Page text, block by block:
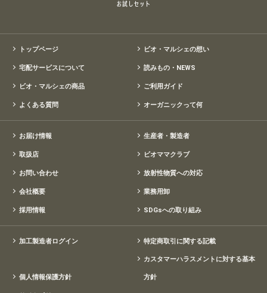
トップページ ビオ・マルシェの想い
宅配サービスについて 読みもの・NEWS
ビオ・マルシェの商品 ご利用ガイド
よくある質問 オーガニックって何
お届け情報 生産者・製造者
取扱店 ビオママクラブ
お問い合わせ 放射性物質への対応
会社概要 業務用卸
採用情報 SDGsへの取り組み
加工製造者ログイン 特定商取引に関する記載
個人情報保護方針
カスタマーハラスメントに対する基本
方針